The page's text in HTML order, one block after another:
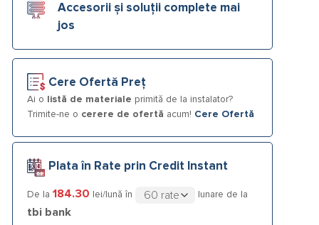
Accesorii și soluții complete mai
jos
Cere Ofertă Preț
Ai o listă de materiale primită de la instalator?
Trimite-ne o cerere de ofertă acum! Cere Ofertă
Plata în Rate prin Credit Instant
De la 184.30 lei/lună în lunare de la
tbi bank